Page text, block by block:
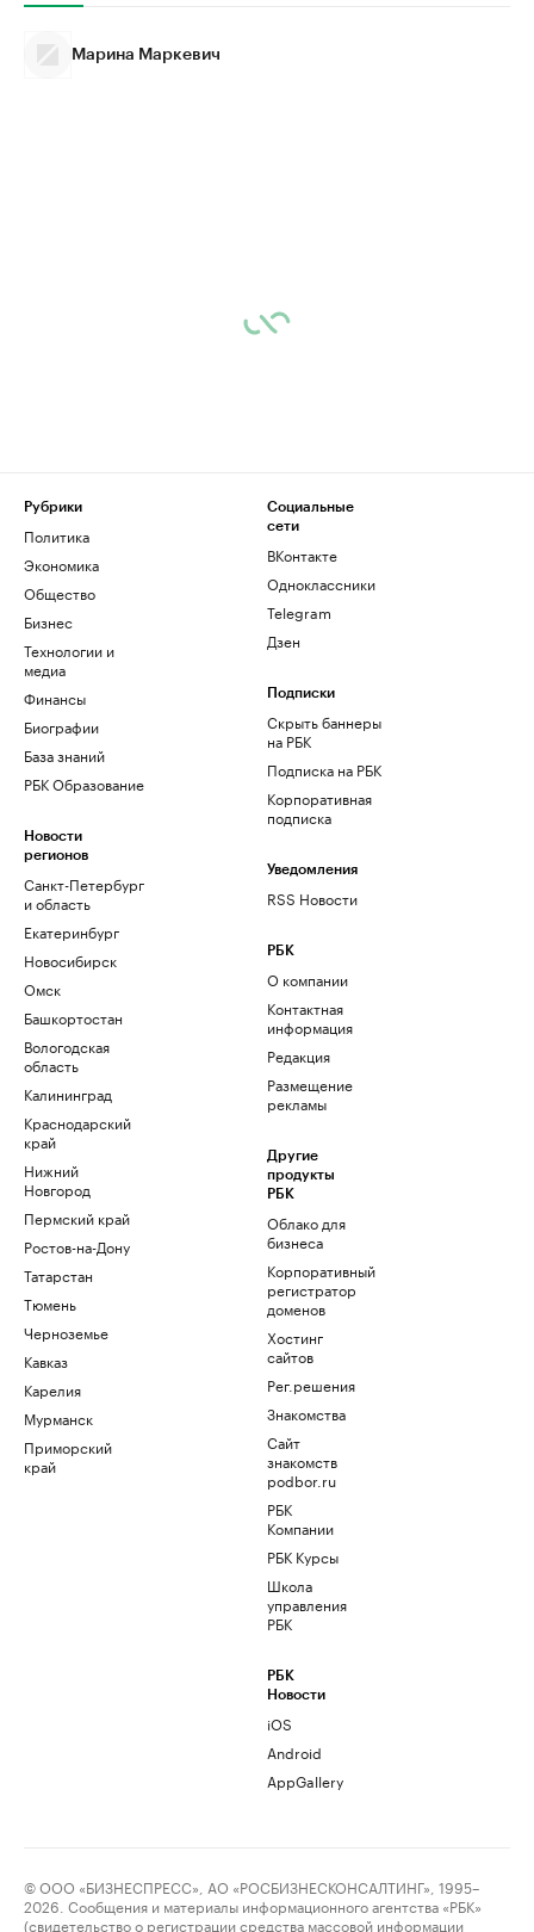
Марина Маркевич
Рубрики
Политика
Экономика
Общество
Бизнес
Технологии и
медиа
Финансы
Биографии
База знаний
РБК Образование
Новости
регионов
Санкт-Петербург
и область
Екатеринбург
Новосибирск
Омск
Башкортостан
Вологодская
область
Калининград
Краснодарский
край
Нижний
Новгород
Пермский край
Ростов-на-Дону
Татарстан
Тюмень
Черноземье
Кавказ
Карелия
Мурманск
Приморский
край
Социальные
сети
ВКонтакте
Одноклассники
Telegram
Дзен
Подписки
Скрыть баннеры
на РБК
Подписка на РБК
Корпоративная
подписка
Уведомления
RSS Новости
РБК
О компании
Контактная
информация
Редакция
Размещение
рекламы
Другие
продукты
РБК
Облако для
бизнеса
Корпоративный
регистратор
доменов
Хостинг
сайтов
Рег.решения
Знакомства
Сайт
знакомств
podbor.ru
РБК
Компании
РБК Курсы
Школа
управления
РБК
РБК
Новости
iOS
Android
AppGallery
© ООО «БИЗНЕСПРЕСС», АО «РОСБИЗНЕСКОНСАЛТИНГ», 1995–
2026. Сообщения и материалы информационного агентства «РБК»
(свидетельство о регистрации средства массовой информации